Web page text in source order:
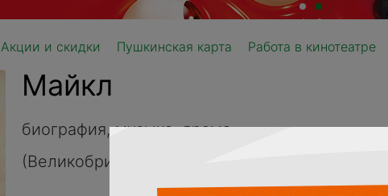
1
2
Акции и скидки Пушкинская карта Работа в кинотеатре
Майкл
биография, музыка, драма
(Великобритания, США) 133 мин.